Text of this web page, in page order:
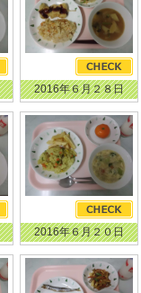
2016年６月２８日
2016年６月２０日